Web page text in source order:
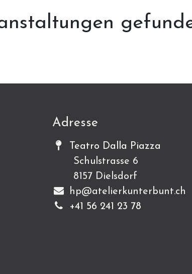
Adresse
Teatro Dalla Piazza
Schulstrasse 6
8157 Dielsdorf
hp@atelierkunterbunt.ch
+41 56 241 23 78